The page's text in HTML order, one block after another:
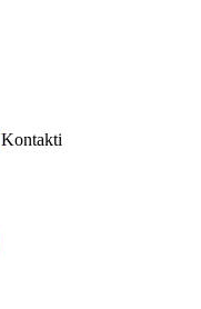
Kontakti